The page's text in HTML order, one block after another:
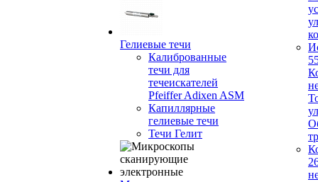
Гелиевые течи
Калиброванные
течи для
течеискателей
Pfeiffer Adixen ASM
Капиллярные
гелиевые течи
Течи Гелит